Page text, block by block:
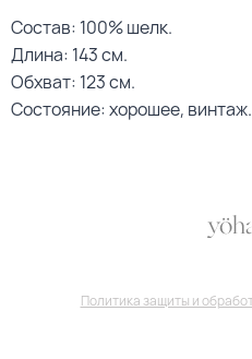
Состав: 100% шелк.
Длина: 143 см.
Обхват: 123 см.
Состояние: хорошее, винтаж.
Политика защиты и